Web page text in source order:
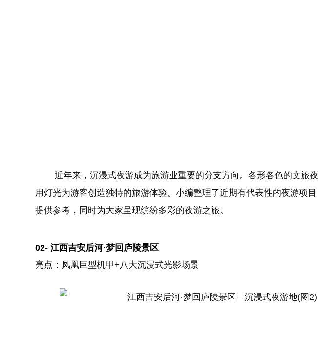
近年来，沉浸式夜游成为旅游业重要的分支方向。各形各色的文旅夜
用灯光为游客创造独特的旅游体验。小编整理了近期有代表性的夜游项
提供参考，同时为大家呈现缤纷多彩的夜游之旅。
02- 江西吉安后河·梦回庐陵景区
亮点：凤凰巨型机甲+八大沉浸式光影场景